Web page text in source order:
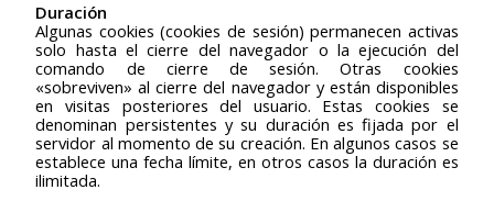
Duración
Algunas cookies (cookies de sesión) permanecen activas
solo hasta el cierre del navegador o la ejecución del
comando de cierre de sesión. Otras cookies
«sobreviven» al cierre del navegador y están disponibles
en visitas posteriores del usuario. Estas cookies se
denominan persistentes y su duración es fijada por el
servidor al momento de su creación. En algunos casos se
establece una fecha límite, en otros casos la duración es
ilimitada.